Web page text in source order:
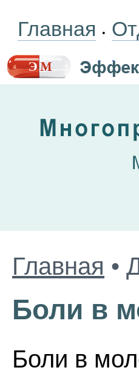
Главная •
Главная •
Боли в
Боли в